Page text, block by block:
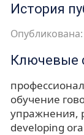
История
Ключевые
обучение
упражнения
developing